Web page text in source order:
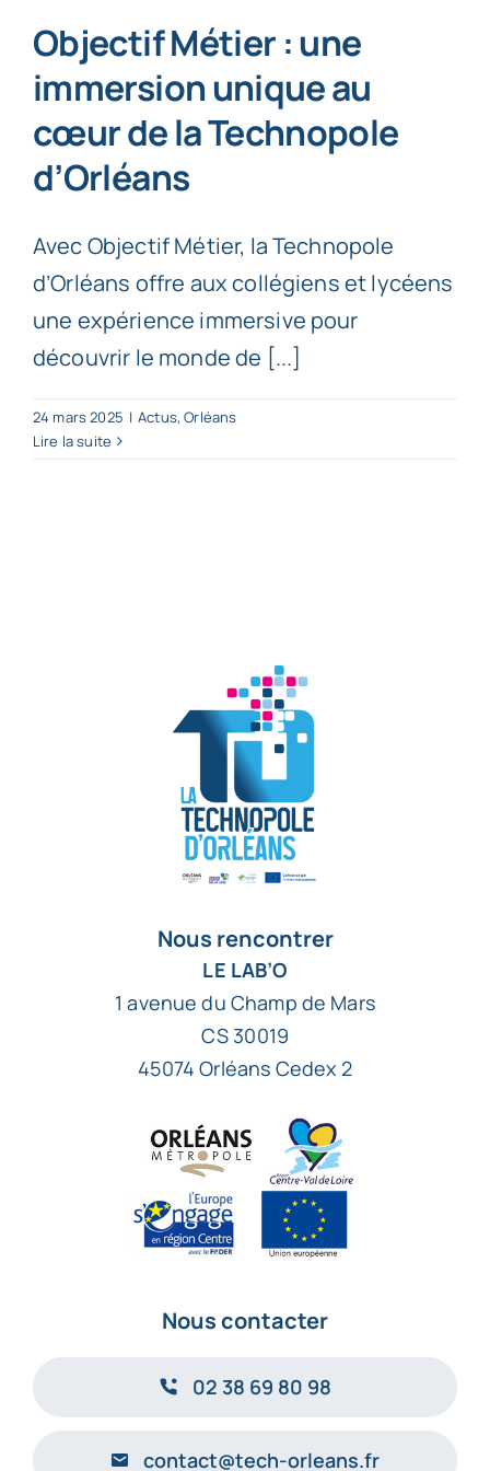
Objectif Métier : une
immersion unique au
cœur de la Technopole
d’Orléans
Avec Objectif Métier, la Technopole
d’Orléans offre aux collégiens et lycéens
une expérience immersive pour
découvrir le monde de [...]
24 mars 2025 | Actus,Orléans
Lire la suite
Nous rencontrer
LE LAB’O
1 avenue du Champ de Mars
CS 30019
45074 Orléans Cedex 2
Nous contacter
02 38 69 80 98
contact@tech-orleans.fr